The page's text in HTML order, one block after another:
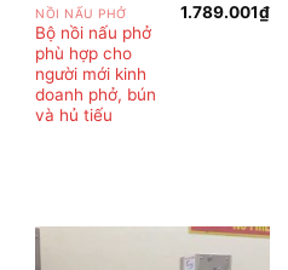
NỒI NẤU PHỞ
Bộ nồi nấu phở
phù hợp cho
người mới kinh
doanh phở, bún
và hủ tiếu
1.789.001₫